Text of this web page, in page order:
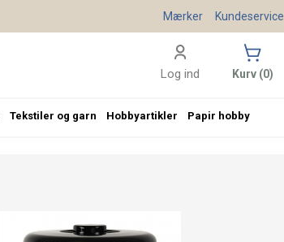
Kundeservice
Mærker
Log ind Kurv (0)
Tekstiler og garn Hobbyartikler Papir hobby